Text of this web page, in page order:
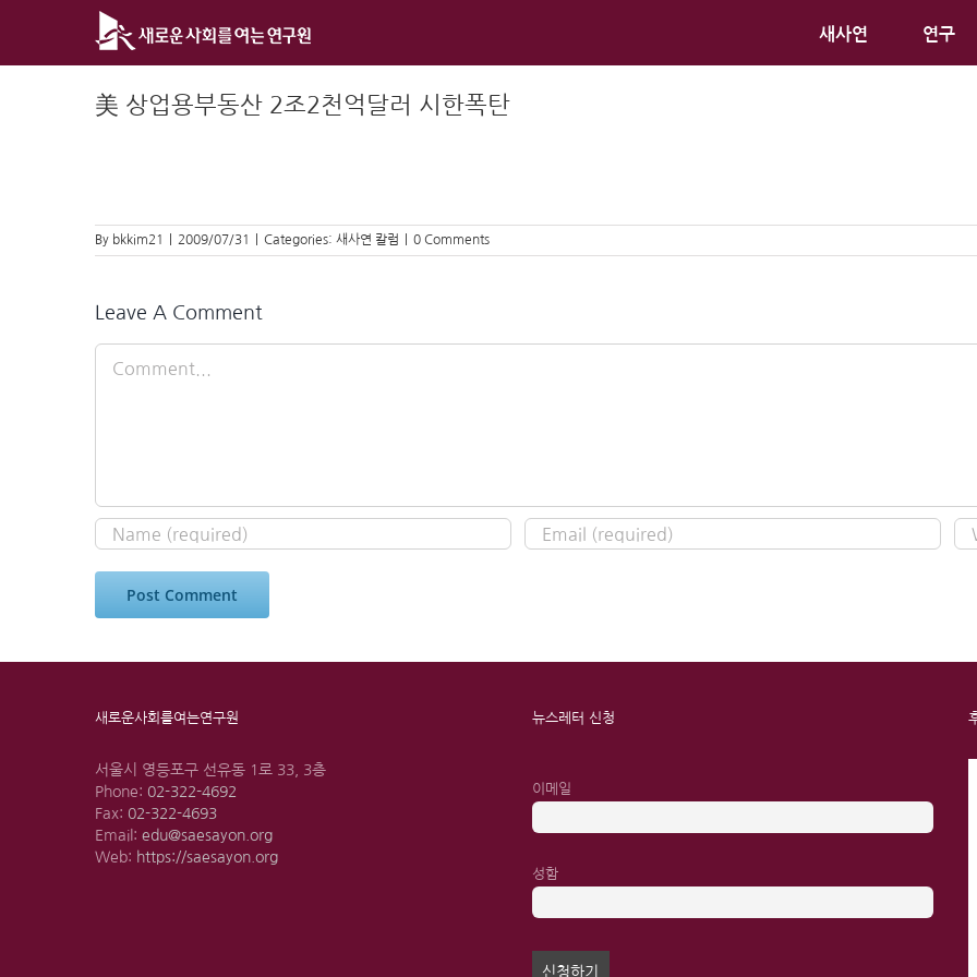
새사연 연구
美 상업용부동산 2조2천억달러 시한폭탄
By bkkim21 2009/07/31 Categories: 새사연 칼럼 0 Comments
Leave A Comment
새로운사회를여는연구원
서울시 영등포구 선유동 1로 33, 3층
Phone: 02-322-4692
Fax: 02-322-4693
Email: edu@saesayon.org
Web: https://saesayon.org
뉴스레터 신청
이메일
성함